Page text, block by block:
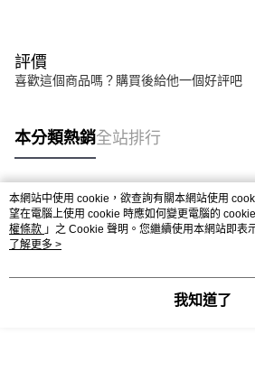
評價
喜歡這個商品嗎？購買後給他一個好評吧
本分類熱銷全站排行
熱門標籤
本網站中使用 cookie，欲查詢有關本網站使用
望在電腦上使用 cookie 時應如何變更電腦的
權條款 」之 Cookie 聲明。您繼續使用本網站即表
用條款之 Cookie 聲明使用 cookie。
了解更多 >
我知道了